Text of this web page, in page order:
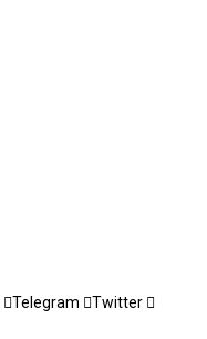
Telegram
Twitter